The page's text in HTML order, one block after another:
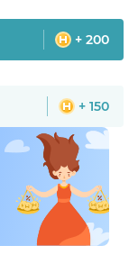
+ 200
+ 150